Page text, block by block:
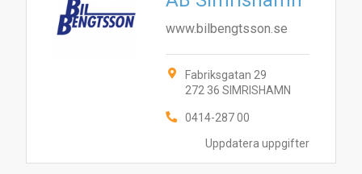
Uppdatera uppgifter
www.bilbengtsson.se
Fabriksgatan 29
272 36 SIMRISHAMN
0414-287 00